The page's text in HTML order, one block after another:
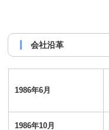
会社沿革
1986年6月
1986年10月